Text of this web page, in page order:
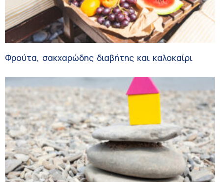
Φρούτα, σακχαρώδης διαβήτης και καλοκαίρι